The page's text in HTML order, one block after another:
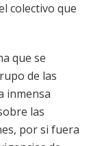
colectivo que
que se
de las
inmensa
las
por si fuera